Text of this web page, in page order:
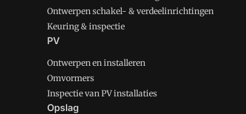
Ontwerpen schakel- & verdeelinrichtingen
Keuring & inspectie
PV
Ontwerpen en installeren
Omvormers
Inspectie van PV installaties
Opslag